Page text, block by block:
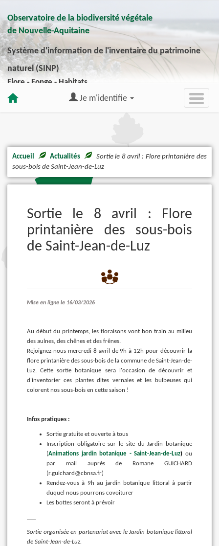
Observatoire de la biodiversité végétale
de Nouvelle-Aquitaine
Système d'information de l'inventaire du patrimoine
naturel (SINP)
Flore - Fonge - Habitats
Je m'identifie
Accueil Actualités
Sortie le 8 avril : Flore printanière des
sous-bois de Saint-Jean-de-Luz
Sortie le 8 avril : Flore
printanière des sous-bois
de Saint-Jean-de-Luz
Mise en ligne le 16/03/2026
Au début du printemps, les floraisons vont bon train au milieu
des aulnes, des chênes et des frênes.
Rejoignez-nous mercredi 8 avril de 9h à 12h pour découvrir la
flore printanière des sous-bois de la commune de Saint-Jean-de-
Luz. Cette sortie botanique sera l'occasion de découvrir et
d'inventorier ces plantes dites vernales et les bulbeuses qui
colorent nos sous-bois en cette saison !
Infos pratiques :
Sortie gratuite et ouverte à tous
Inscription obligatoire sur le site du Jardin botanique
(Animations jardin botanique - Saint-Jean-de-Luz) ou
par mail auprès de Romane GUICHARD
(r.guichard@cbnsa.fr)
Rendez-vous à 9h au jardin botanique littoral à partir
duquel nous pourrons covoiturer
Les bottes seront à prévoir
Sortie organisée en partenariat avec le Jardin botanique littoral
de Saint-Jean-de-Luz.